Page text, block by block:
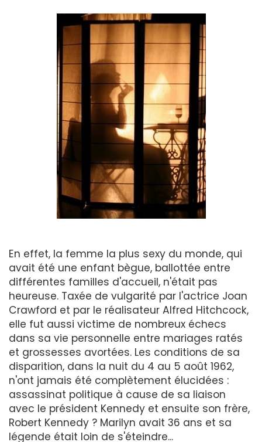
En effet, la femme la plus sexy du monde, qui
avait été une enfant bègue, ballottée entre
différentes familles d'accueil, n'était pas
heureuse. Taxée de vulgarité par l'actrice Joan
Crawford et par le réalisateur Alfred Hitchcock,
elle fut aussi victime de nombreux échecs
dans sa vie personnelle entre mariages ratés
et grossesses avortées. Les conditions de sa
disparition, dans la nuit du 4 au 5 août 1962,
n'ont jamais été complètement élucidées :
assassinat politique à cause de sa liaison
avec le président Kennedy et ensuite son frère,
Robert Kennedy ? Marilyn avait 36 ans et sa
légende était loin de s'éteindre...